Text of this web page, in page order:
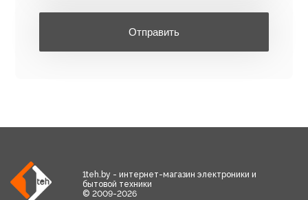
Отправить
1teh.by - интернет-магазин электроники и
бытовой техники
© 2009-2026